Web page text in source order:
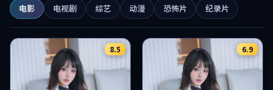
电影 电视剧 综艺 动漫 恐怖片 纪录片
8.5 6.9